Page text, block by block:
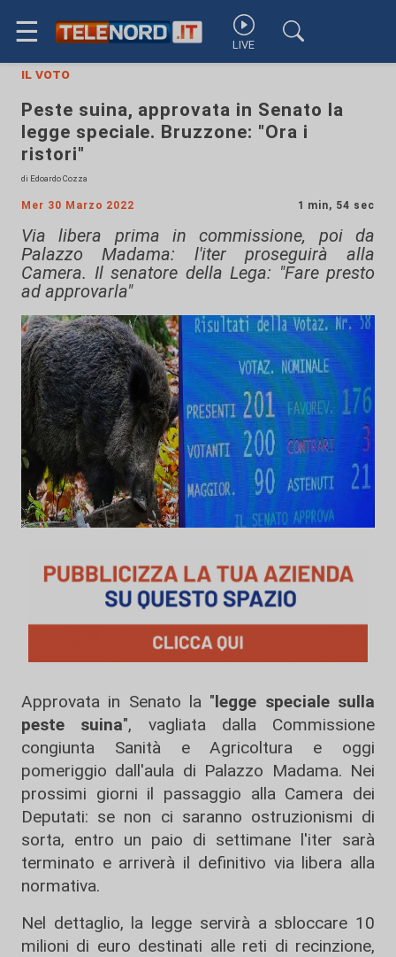
☰ LIVE
il voto
Peste suina, approvata in Senato la
legge speciale. Bruzzone: "Ora i
ristori"
di Edoardo Cozza
Mer 30 Marzo 2022 1 min, 54 sec
Via libera prima in commissione, poi da
Palazzo Madama: l'iter proseguirà alla
Camera. Il senatore della Lega: "Fare presto
ad approvarla"
Approvata in Senato la "legge speciale sulla
peste suina", vagliata dalla Commissione
congiunta Sanità e Agricoltura e oggi
pomeriggio dall'aula di Palazzo Madama. Nei
prossimi giorni il passaggio alla Camera dei
Deputati: se non ci saranno ostruzionismi di
sorta, entro un paio di settimane l'iter sarà
terminato e arriverà il definitivo via libera alla
normativa.
Nel dettaglio, la legge servirà a sbloccare 10
milioni di euro destinati alle reti di recinzione,